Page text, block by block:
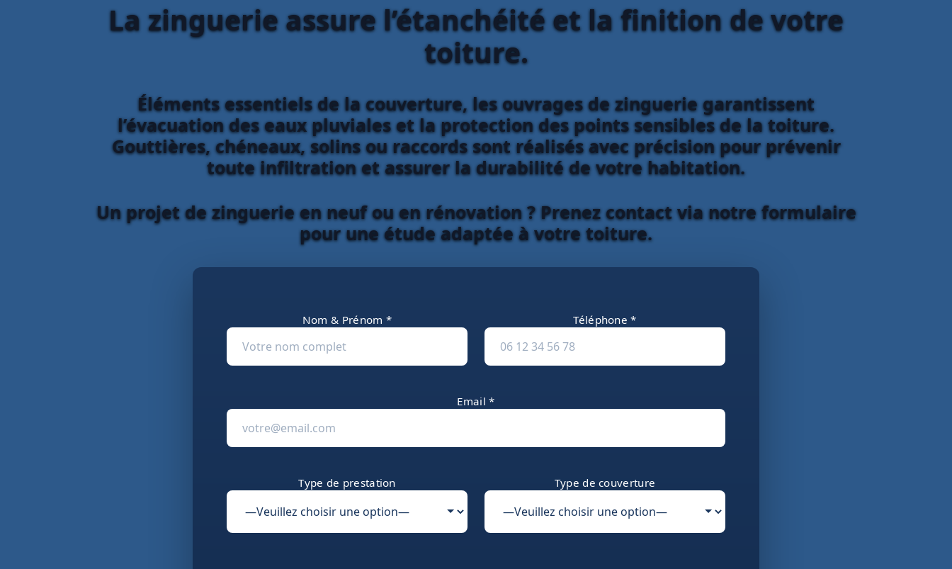
La zinguerie assure l’étanchéité et la finition de votre
toiture.
Éléments essentiels de la couverture, les ouvrages de zinguerie garantissent
l’évacuation des eaux pluviales et la protection des points sensibles de la toiture.
Gouttières, chéneaux, solins ou raccords sont réalisés avec précision pour prévenir
toute infiltration et assurer la durabilité de votre habitation.
Un projet de zinguerie en neuf ou en rénovation ? Prenez contact via notre formulaire
pour une étude adaptée à votre toiture.
Nom & Prénom * Téléphone *
Email *
Type de prestation Type de couverture